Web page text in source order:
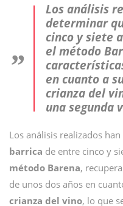
Los análisis
determinar
cinco y siete
el método
en cuanto a
crianza del
una segunda
Los análisis realizados
barrica de entre cinco y
método Barena,
de unos dos años en
crianza del vino, lo que